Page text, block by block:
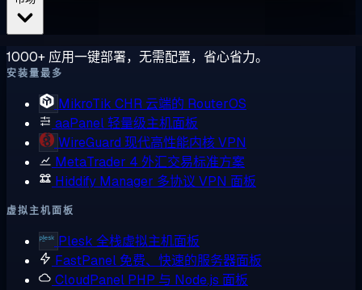
1000+ 应用一键部署，无需配置，省心省力。
安装量最多
MikroTik CHR 云端的 RouterOS
aaPanel轻量级主机面板
WireGuard 现代高性能内核 VPN
MetaTrader 4 外汇交易标准方案
Hiddify Manager 多协议 VPN 面板
虚拟主机面板
Plesk 全栈虚拟主机面板
FastPanel 免费、快速的服务器面板
CloudPanel PHP 与 Node.js 面板